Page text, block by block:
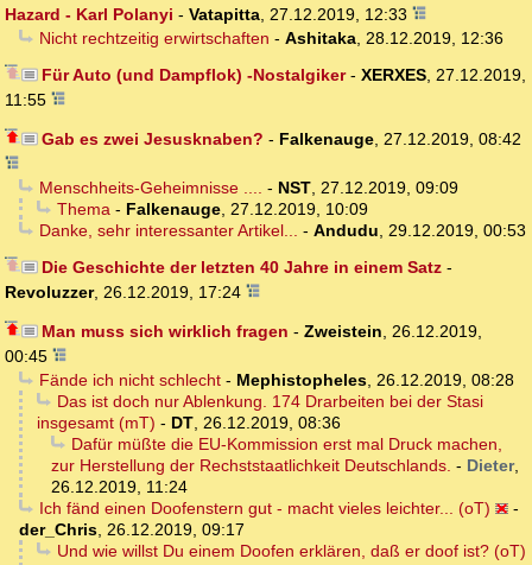
Hazard - Karl Polanyi - Vatapitta 27.12.2019, 12:33
Nicht rechtzeitig erwirtschaften - Ashitaka, 28.12.2019, 12:36
Für Auto (und Dampflok) -Nostalgiker- XERXES, 27.12.2019,
11:55
Gab es zwei Jesusknaben? - Falkenauge, 27.12.2019, 08:42
Menschheits-Geheimnisse .... - NST, 27.12.2019, 09:09
Thema - Falkenauge, 27.12.2019, 10:09
Danke, sehr interessanter Artikel...
- Andudu
29.12.2019, 00:53
Die Geschichte der letzten 40 Jahre in einem Satz-
Revoluzzer, 26.12.2019, 17:24
Man muss sich wirklich fragen - Zweistein
26.12.2019,
00:45
Fände ich nicht schlecht- Mephistopheles, 26.12.2019, 08:28
Das ist doch nur Ablenkung. 174 Drarbeiten bei der Stasi
insgesamt (mT) - DT 26.12.2019, 08:36
Dafür müßte die EU-Kommission erst mal Druck machen,
zur Herstellung der Rechststaatlichkeit Deutschlands. - Dieter,
26.12.2019, 11:24
Ich fänd einen Doofenstern gut - macht vieles leichter... (oT)
-
der_Chris 26.12.2019, 09:17
Und wie willst Du einem Doofen erklären, daß er doof ist? (oT)